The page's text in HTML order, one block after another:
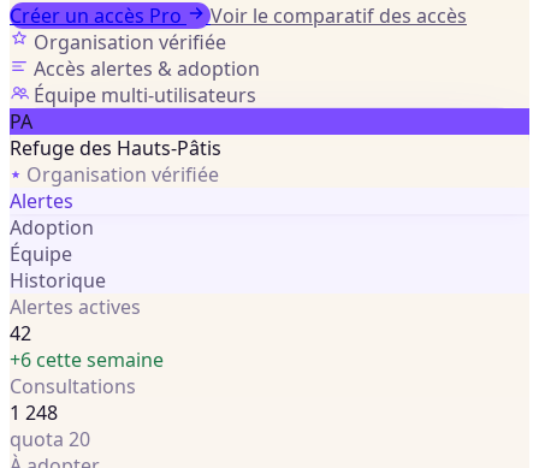
Créer un accès Pro
Voir le comparatif des accès
Organisation vérifiée
Accès alertes & adoption
Équipe multi-utilisateurs
PA
Refuge des Hauts-Pâtis
Organisation vérifiée
Alertes
Adoption
Équipe
Historique
Alertes actives
42
+6 cette semaine
Consultations
1 248
quota 20